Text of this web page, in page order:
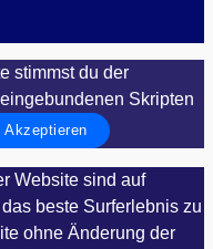
stimmst du der
Skripten
Akzeptieren
Website sind auf
beste Surferlebnis zu
ohne Änderung der